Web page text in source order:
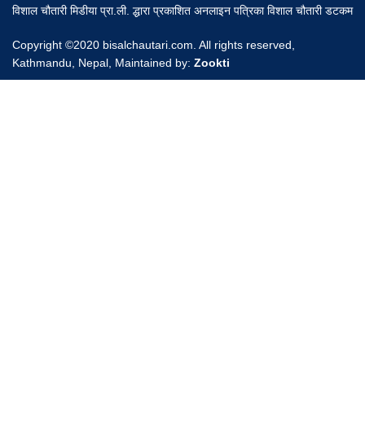
विशाल चौतारी मिडीया प्रा.ली. द्धारा प्रकाशित अनलाइन पत्रिका विशाल चौतारी डटकम
Copyright ©2020 bisalchautari.com. All rights reserved,
Kathmandu, Nepal, Maintained by: Zookti